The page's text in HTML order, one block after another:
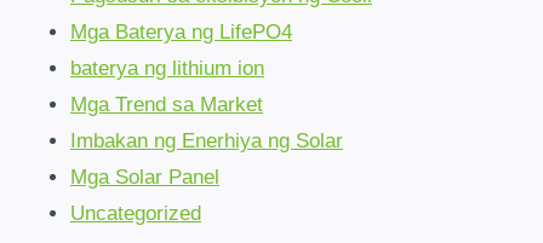
SUSTAINABILITY
INSIGHTS
Mga Baterya ng LifePO4
baterya ng lithium ion
Mga Trend sa Market
Imbakan ng Enerhiya ng Solar
Mga Solar Panel
Uncategorized